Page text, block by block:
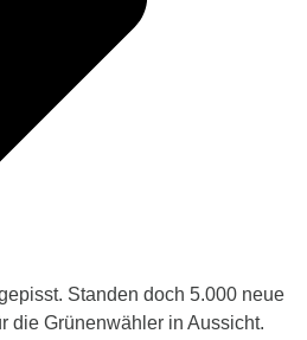
Standen doch 5.000 neue
die Grünenwähler in Aussicht.